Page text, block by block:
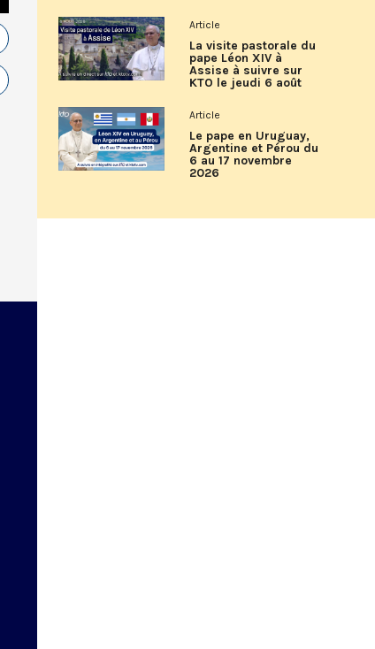
Article
La visite pastorale du
pape Léon XIV à
Assise à suivre sur
KTO le jeudi 6 août
Article
Le pape en Uruguay,
Argentine et Pérou du
6 au 17 novembre
2026